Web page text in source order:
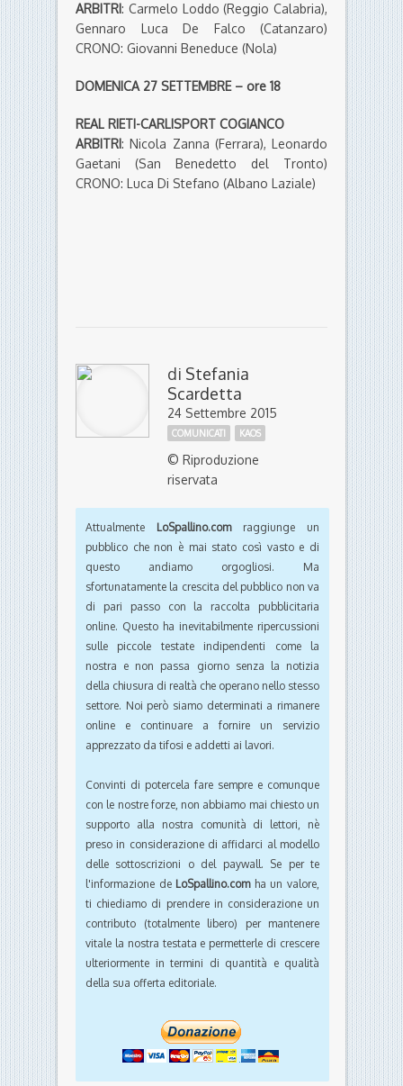
ARBITRI: Carmelo Loddo (Reggio Calabria),
Gennaro Luca De Falco (Catanzaro)
CRONO: Giovanni Beneduce (Nola)
DOMENICA 27 SETTEMBRE – ore 18
REAL RIETI-CARLISPORT COGIANCO
ARBITRI: Nicola Zanna (Ferrara), Leonardo
Gaetani (San Benedetto del Tronto)
CRONO: Luca Di Stefano (Albano Laziale)
di Stefania
Scardetta
24 Settembre 2015
COMUNICATI KAOS
© Riproduzione
riservata
Attualmente LoSpallino.comraggiunge un
pubblico che non è mai stato così vasto e di
questo andiamo orgogliosi. Ma
sfortunatamente la crescita del pubblico non va
di pari passo con la raccolta pubblicitaria
online. Questo ha inevitabilmente ripercussioni
sulle piccole testate indipendenti come la
nostra e non passa giorno senza la notizia
della chiusura di realtà che operano nello stesso
settore. Noi però siamo determinati a rimanere
online e continuare a fornire un servizio
apprezzato da tifosi e addetti ai lavori.
Convinti di potercela fare sempre e comunque
con le nostre forze, non abbiamo mai chiesto un
supporto alla nostra comunità di lettori, nè
preso in considerazione di affidarci al modello
delle sottoscrizioni o del paywall. Se per te
l'informazione de LoSpallino.comha un valore,
ti chiediamo di prendere in considerazione un
contributo (totalmente libero) per mantenere
vitale la nostra testata e permetterle di crescere
ulteriormente in termini di quantità e qualità
della sua offerta editoriale.